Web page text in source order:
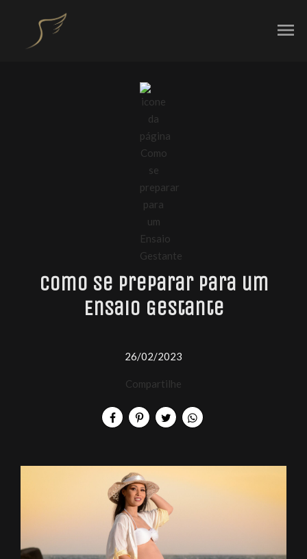
menu
Como se preparar para um
Ensaio Gestante
26/02/2023
Compartilhe